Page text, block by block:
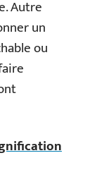
Autre
un
ou